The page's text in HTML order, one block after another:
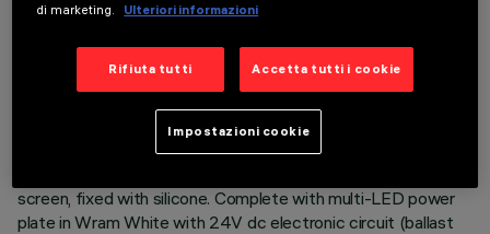
lamps. Ceiling- and wall-mounted. Consists of a body and
supports for installation (to be ordered separately). Extruded
silicone gaskets. Coated with liquid acrylic paint with a high
level of weather and UV ray resistance. The top of the
screen, fixed with silicone. Complete with multi-LED power
plate in Wram White with 24V dc electronic circuit (ballast
di marketing.
Ulteriori informazioni
Rifiuta tutti Accetta tutti i cookie
Impostazioni cookie